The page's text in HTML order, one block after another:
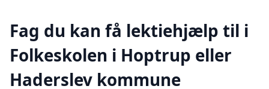
Fag du kan få lektiehjælp til i
Folkeskolen i Hoptrup eller
Haderslev kommune